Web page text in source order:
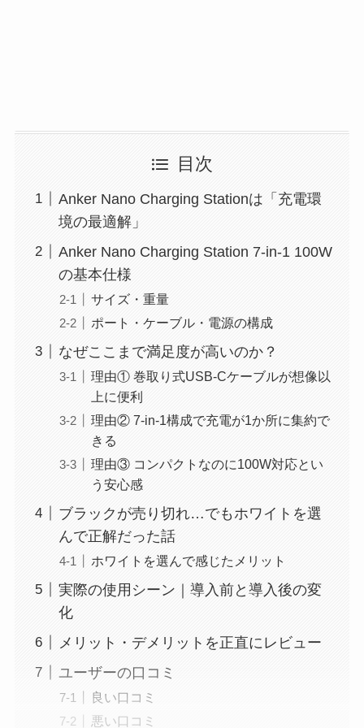
目次
Anker Nano Charging Stationは「充電環
境の最適解」
Anker Nano Charging Station 7-in-1 100W
の基本仕様
サイズ・重量
ポート・ケーブル・電源の構成
なぜここまで満足度が高いのか？
理由① 巻取り式USB-Cケーブルが想像以
上に便利
理由② 7-in-1構成で充電が1か所に集約で
きる
理由③ コンパクトなのに100W対応とい
う安心感
ブラックが売り切れ…でもホワイトを選
んで正解だった話
ホワイトを選んで感じたメリット
実際の使用シーン｜導入前と導入後の変
化
メリット・デメリットを正直にレビュー
ユーザーの口コミ
良い口コミ
悪い口コミ